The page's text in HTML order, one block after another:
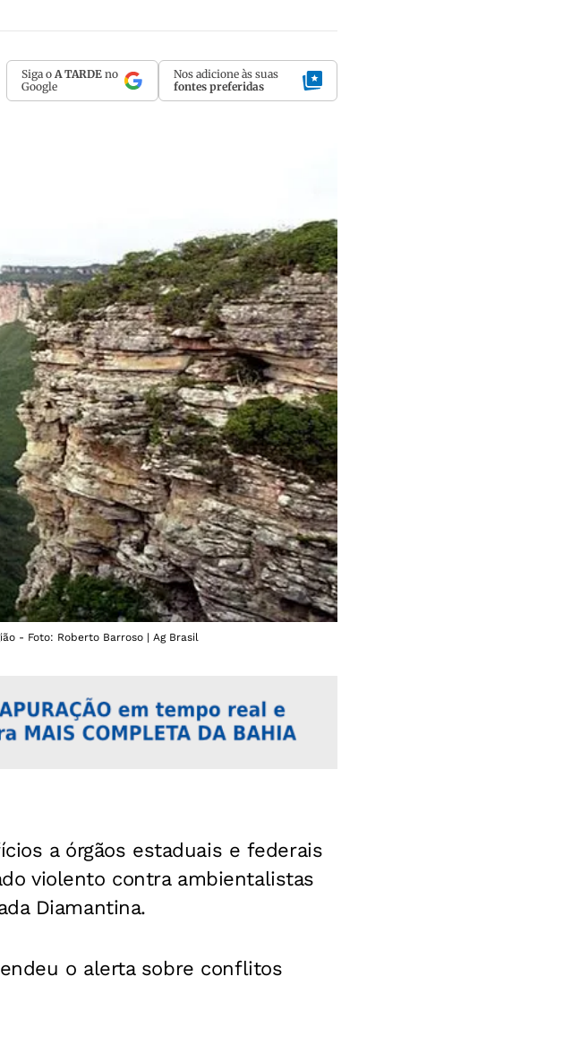
Siga o A TARDE no
Google
Nos adicione às suas
fontes preferidas
- Foto: Roberto Barroso | Ag Brasil
a órgãos estaduais e federais
violento contra ambientalistas
Diamantina.
o alerta sobre conflitos